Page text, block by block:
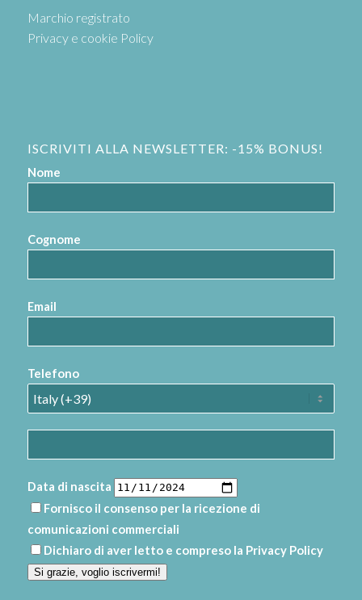
Marchio registrato
Privacy e cookie Policy
ISCRIVITI ALLA NEWSLETTER: -15% BONUS!
Nome
Cognome
Email
Telefono
Data di nascita
Fornisco il consenso per la ricezione di
comunicazioni commerciali
Dichiaro di aver letto e compreso la Privacy Policy
Si grazie, voglio iscrivermi!